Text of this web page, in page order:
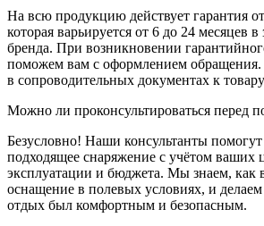
На всю продукцию действует гарантия
которая варьируется от 6 до 24 месяцев
бренда. При возникновении
поможем вам с оформлением обращения.
в сопроводительных документах к
Можно ли проконсультироваться перед
Безусловно! Наши консультанты
подходящее снаряжение с учётом ваших
эксплуатации и бюджета. Мы знаем, как
оснащение в полевых условиях, и
отдых был комфортным и безопасным.